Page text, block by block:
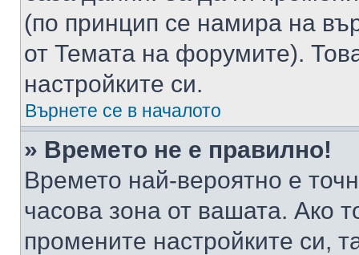
(по принцип се намира на
от Темата на форумите).
настройките си.
Върнете се в началото
» Времето не е правилно!
Времето най-вероятно е
часова зона от вашата. Ако
промените настройките си,